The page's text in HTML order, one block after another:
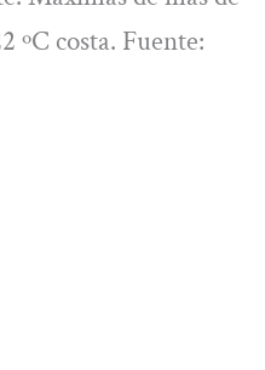
ºC costa. Fuente: